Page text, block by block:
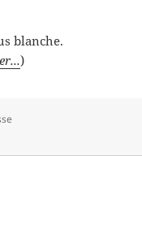
blanche.
)